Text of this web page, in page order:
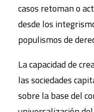
casos retoman o
desde los
populismos de
La capacidad de
las sociedades
sobre la base del